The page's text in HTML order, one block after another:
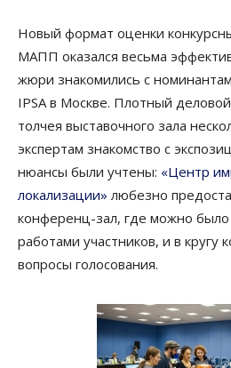
Новый формат оценки
МАПП оказался весьма
жюри знакомились с
IPSA в Москве. Плотный
толчея выставочного зала
экспертам знакомство с
нюансы были учтены: «Центр
локализации» любезно
конференц-зал, где можно было
работами участников, и в кругу
вопросы голосования.